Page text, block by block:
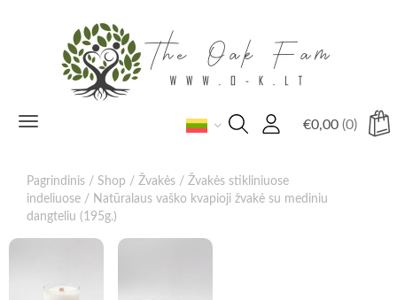
Toggle
€0,00 (0)
Pagrindinis / Shop / Žvakės / Žvakės stikliniuose
indeliuose / Natūralaus vaško kvapioji žvakė su mediniu
dangteliu (195g.)